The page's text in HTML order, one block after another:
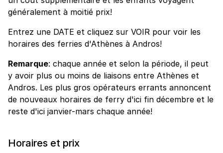
généralement à moitié prix!
Entrez une DATE et cliquez sur VOIR pour voir les
horaires des ferries d'Athènes à Andros!
Remarque: chaque année et selon la période, il peut
y avoir plus ou moins de liaisons entre Athènes et
Andros. Les plus gros opérateurs errants annoncent
de nouveaux horaires de ferry d'ici fin décembre et le
reste d'ici janvier-mars chaque année!
Horaires et prix